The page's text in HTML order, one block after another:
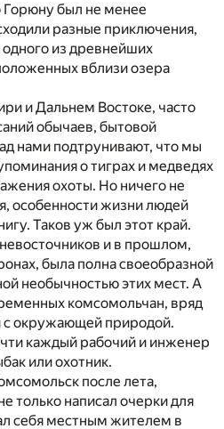
был не менее
разные приключения,
из древнейших
вблизи озера
и Дальнем Востоке, часто
обычаев, бытовой
нами подтрунивают, что мы
о тиграх и медведях
охоты. Но ничего не
особенности жизни людей
Таков уж был этот край.
и в прошлом,
была полна своеобразной
необычностью этих мест. А
комсомольчан, вряд
с окружающей природой.
каждый рабочий и инженер
или охотник.
после лета,
только написал очерки для
себя местным жителем в